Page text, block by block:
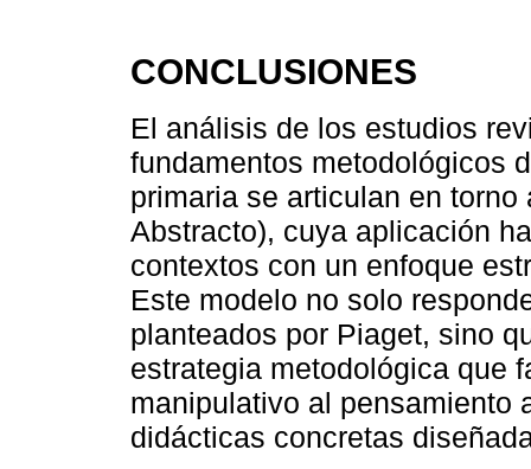
CONCLUSIONES
El análisis de los estudios
fundamentos metodológicos
primaria se articulan en
Abstracto), cuya aplicación
contextos con un enfoque
Este modelo no solo
planteados por Piaget, sino
estrategia metodológica que
manipulativo al pensamiento
didácticas concretas